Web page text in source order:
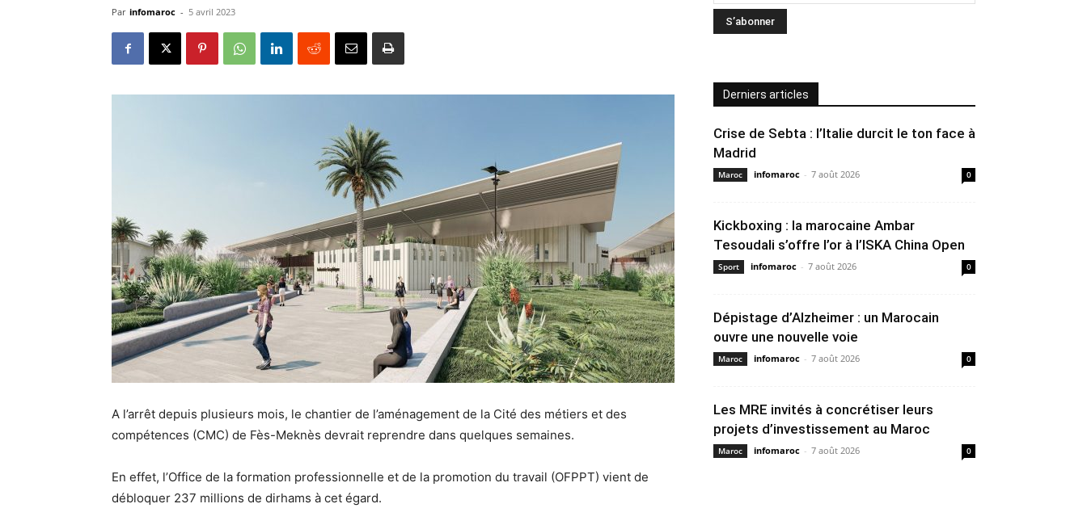
Par infomaroc - 5 avril 2023
A l’arrêt depuis plusieurs mois, le chantier de l’aménagement de la Cité des métiers et des
compétences (CMC) de Fès-Meknès devrait reprendre dans quelques semaines.
En effet, l’Office de la formation professionnelle et de la promotion du travail (OFPPT) vient de
débloquer 237 millions de dirhams à cet égard.
Derniers articles
Crise de Sebta : l’Italie durcit le ton face à
Madrid
Maroc infomaroc - 7 août 2026 0
Kickboxing : la marocaine Ambar
Tesoudali s’offre l’or à l’ISKA China Open
Sport infomaroc - 7 août 2026 0
Dépistage d’Alzheimer : un Marocain
ouvre une nouvelle voie
Maroc infomaroc - 7 août 2026 0
Les MRE invités à concrétiser leurs
projets d’investissement au Maroc
Maroc infomaroc - 7 août 2026 0